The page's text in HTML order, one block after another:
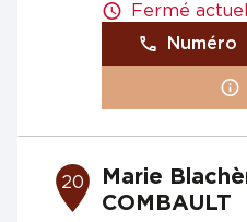
Fermé
Numéro
20
Marie
COMBAULT